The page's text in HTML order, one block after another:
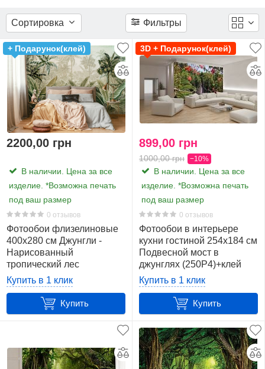
Фотообои с джунглями в интерьере
Для облегчения выбора рисунка для фотообоев вы
можете прикинуть как они будут смотреться в интерьере.
Для этого вам нужно перейти в карточку
понравившегося вам товара и открыть все доступные
фото этого артикула. Пример, ниже.
Фотообои Джунгли на камне 2 (13577)
Материал и поклейка
Фильтры
156
есть
16
Ширина
и
Высота
(Площадь)
м2)
см.
(5,7
1
Сортировка
+ Подарунок(клей)
2200,00 грн
В наличии. Цена за все
изделие. *Возможна печать
под ваш размер
0 отзывов
Фотообои флизелиновые
400х280 см Джунгли -
Нарисованный
тропический лес
(13921VX8) + клей
Купить в 1 клик
Купить
3D + Подарунок(клей)
899,00 грн
1000,00 грн −10%
В наличии. Цена за все
изделие. *Возможна печать
под ваш размер
0 отзывов
Фотообои в интерьере
кухни гостиной 254x184 см
Подвесной мост в
джунглях (250P4)+клей
Купить в 1 клик
Купить